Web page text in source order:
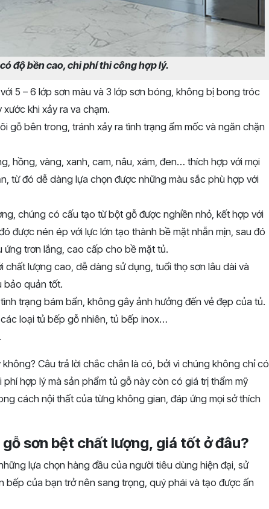
độ bền cao, chi phí thi công hợp lý.
5 – 6 lớp sơn màu và 3 lớp sơn bóng, không bị bong tróc
khi xảy ra va chạm.
gỗ bên trong, tránh xảy ra tình trạng ẩm mốc và ngăn chặn
hồng, vàng, xanh, cam, nâu, xám, đen… thích hợp với mọi
từ đó dễ dàng lựa chọn được những màu sắc phù hợp với
chúng có cấu tạo từ bột gỗ được nghiền nhỏ, kết hợp với
được nén ép với lực lớn tạo thành bề mặt nhẵn mịn, sau đó
ứng trơn lắng, cao cấp cho bề mặt tủ.
lượng cao, dễ dàng sử dụng, tuổi thọ sơn lâu dài và
bảo quản tốt.
trạng bám bẩn, không gây ảnh hưởng đến vẻ đẹp của tủ.
loại tủ bếp gỗ nhiên, tủ bếp inox…
Câu trả lời chắc chắn là có, bởi vì chúng không chỉ có
hợp lý mà sản phẩm tủ gỗ này còn có giá trị thẩm mỹ
cách nội thất của từng không gian, đáp ứng mọi sở thích
sơn bệt chất lượng, giá tốt ở đâu?
lựa chọn hàng đầu của người tiêu dùng hiện đại, sử
bếp của bạn trở nên sang trọng, quý phái và tạo được ấn